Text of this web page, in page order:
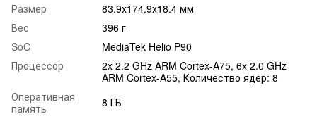
Размер
83.9х174.9х18.4 мм
Вес
396 г
SoC
MediaTek Helio P90
Процессор
2x 2.2 GHz ARM Cortex-A75, 6x 2.0 GHz
ARM Cortex-A55, Количество ядер: 8
Оперативная
память
8 ГБ